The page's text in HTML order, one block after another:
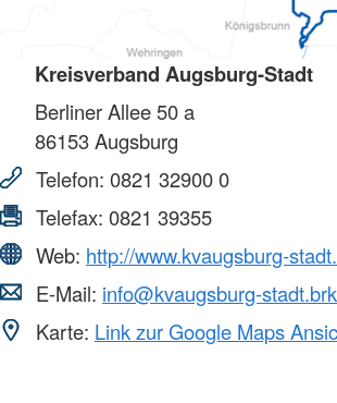
Kreisverband Augsburg-Stadt
Berliner Allee 50 a
86153Augsburg
Telefon: 0821 32900 0
Telefax: 0821 39355
Web: http://www.kvaugsburg-
E-Mail: info@kvaugsburg-
Karte: Link zur Google Maps